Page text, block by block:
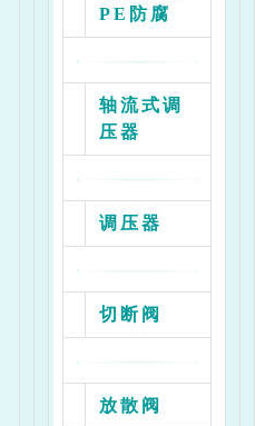
PE防腐
轴流式调
压器
调压器
切断阀
放散阀